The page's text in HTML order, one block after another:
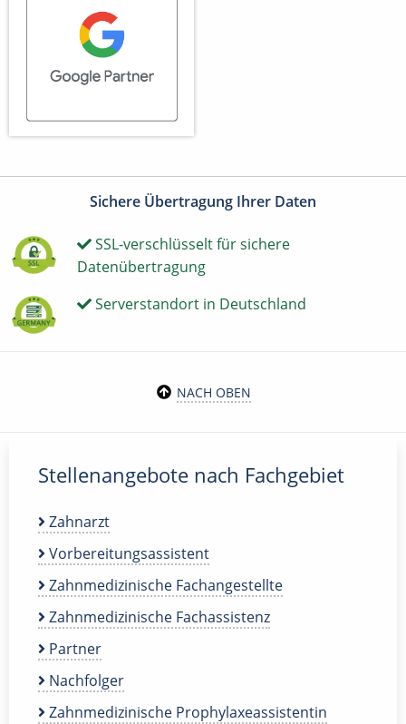
Sichere Übertragung Ihrer Daten
SSL-verschlüsselt für sichere
Datenübertragung
Serverstandort in Deutschland
NACH OBEN
Stellenangebote nach Fachgebiet
Zahnarzt
Vorbereitungsassistent
Zahnmedizinische Fachangestellte
Zahnmedizinische Fachassistenz
Partner
Nachfolger
Zahnmedizinische Prophylaxeassistentin